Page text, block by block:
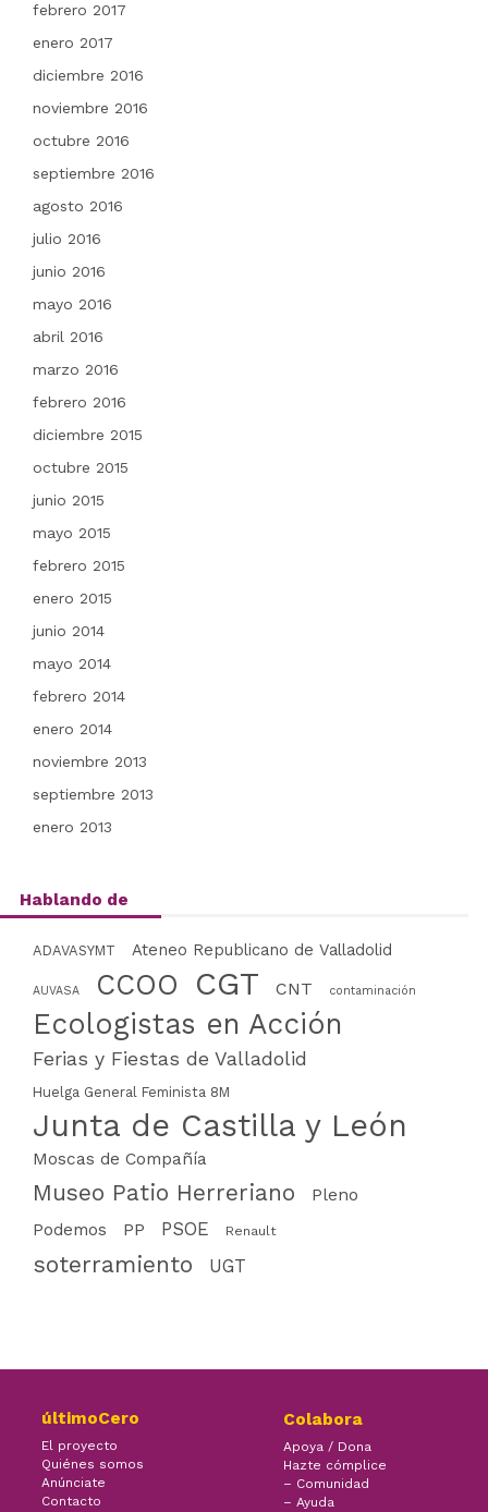
febrero 2017
enero 2017
diciembre 2016
noviembre 2016
octubre 2016
septiembre 2016
agosto 2016
julio 2016
junio 2016
mayo 2016
abril 2016
marzo 2016
febrero 2016
diciembre 2015
octubre 2015
junio 2015
mayo 2015
febrero 2015
enero 2015
junio 2014
mayo 2014
febrero 2014
enero 2014
noviembre 2013
septiembre 2013
enero 2013
Hablando de
ADAVASYMT Ateneo Republicano de Valladolid
AUVASA CCOO CGT CNT contaminación
Ecologistas en Acción
Ferias y Fiestas de Valladolid
Huelga General Feminista 8M
Junta de Castilla y León
Moscas de Compañía
Museo Patio Herreriano
Pleno
Podemos
PP PSOE Renault
soterramiento UGT
últimoCero
El proyecto
Quiénes somos
Anúnciate
Contacto
Colabora
Apoya / Dona
Hazte cómplice
– Comunidad
– Ayuda